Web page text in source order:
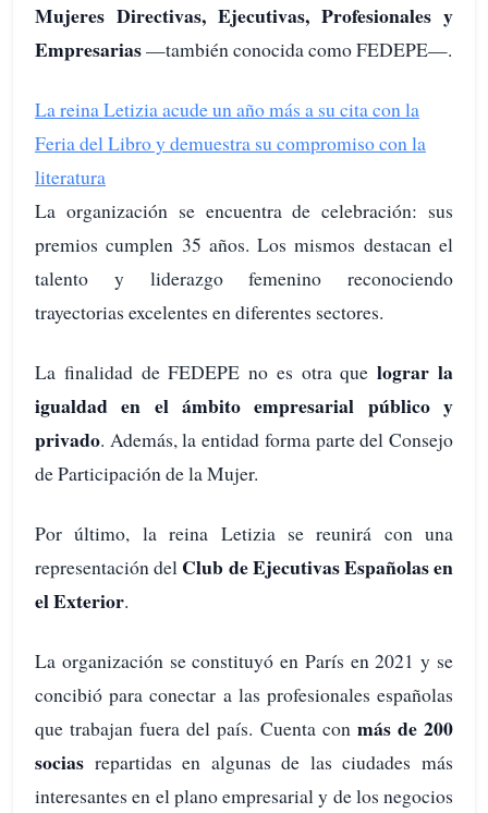
Mujeres Directivas, Ejecutivas, Profesionales y
Empresarias—también conocida como FEDEPE—.
La reina Letizia acude un año más a su cita con la
Feria del Libro y demuestra su compromiso con la
literatura
La organización se encuentra de celebración: sus
premios cumplen 35 años. Los mismos destacan el
talento y liderazgo femenino reconociendo
trayectorias excelentes en diferentes sectores.
La finalidad de FEDEPE no es otra que lograr la
igualdad en el ámbito empresarial público y
privado. Además, la entidad forma parte del Consejo
de Participación de la Mujer.
Por último, la reina Letizia se reunirá con una
representación del Club de Ejecutivas Españolas en
el Exterior.
La organización se constituyó en París en 2021 y se
concibió para conectar a las profesionales españolas
que trabajan fuera del país. Cuenta con más de 200
socias repartidas en algunas de las ciudades más
interesantes en el plano empresarial y de los negocios